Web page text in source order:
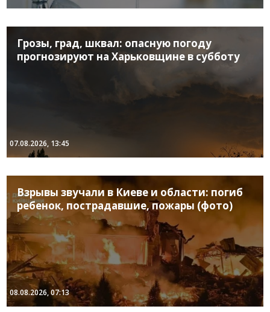
Грозы, град, шквал: опасную погоду
прогнозируют на Харьковщине в субботу
07.08.2026, 13:45
Взрывы звучали в Киеве и области: погиб
ребенок, пострадавшие, пожары (фото)
08.08.2026, 07:13